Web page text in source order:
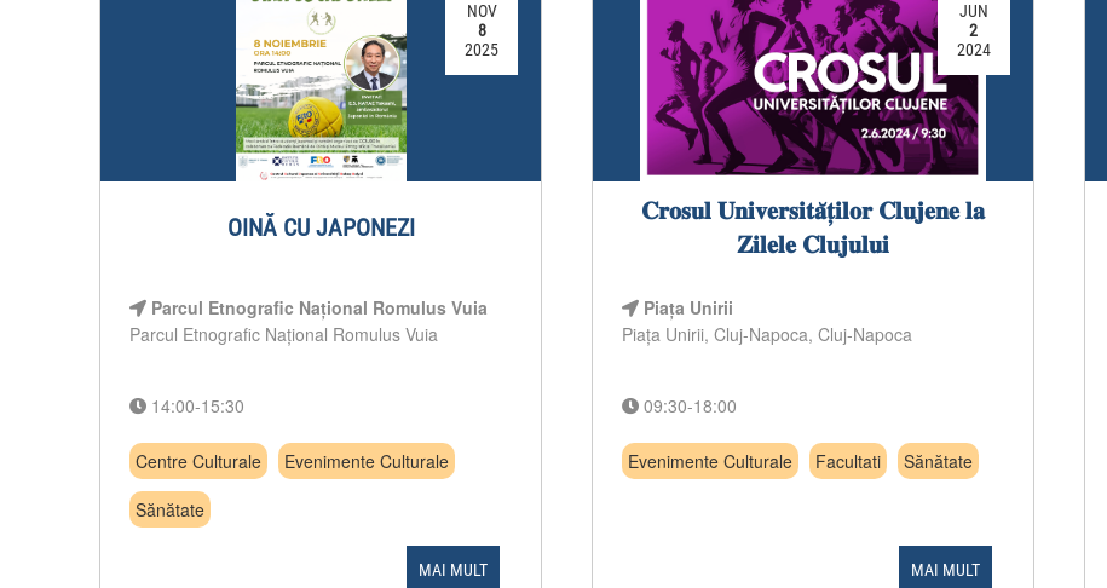
NOV
8
2025
OINĂ CU JAPONEZI
Parcul Etnografic Național Romulus Vuia
Parcul Etnografic Național Romulus Vuia
14:00-15:30
Centre Culturale
Evenimente Culturale
Sănătate
MAI MULT
JUN
2
2024
𝐂𝐫𝐨𝐬𝐮𝐥 𝐔𝐧𝐢𝐯𝐞𝐫𝐬𝐢𝐭𝐚̆𝐭̦𝐢𝐥𝐨𝐫 𝐂𝐥𝐮𝐣𝐞𝐧𝐞 𝐥𝐚
𝐙𝐢𝐥𝐞𝐥𝐞 𝐂𝐥𝐮𝐣𝐮𝐥𝐮𝐢
Piața Unirii
Piața Unirii, Cluj-Napoca, Cluj-Napoca
09:30-18:00
Evenimente Culturale Facultati Sănătate
MAI MULT